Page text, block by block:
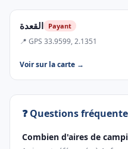
القعدة Payant
📍 GPS 33.9599, 2.1351
Voir sur la carte →
❓ Questions
Combien d'aires de